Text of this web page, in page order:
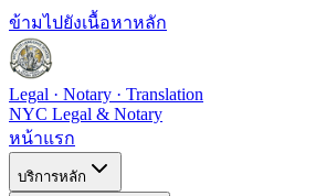
ข้ามไปยังเนื้อหาหลัก
Legal · Notary · Translation
NYC Legal & Notary
หน้าแรก
บริการหลัก